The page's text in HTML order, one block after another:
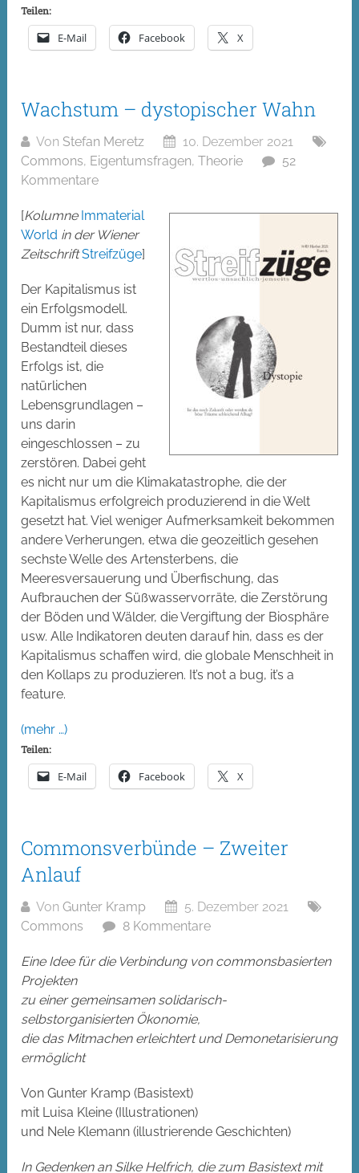
Teilen:
E-Mail Facebook X
Wachstum – dystopischer Wahn
Von Stefan Meretz
10. Dezember 2021
Commons, Eigentumsfragen,Theorie
52
Kommentare
[Kolumne Immaterial
World in der Wiener
Zeitschrift Streifzüge]
Der Kapitalismus ist
ein Erfolgsmodell.
Dumm ist nur, dass
Bestandteil dieses
Erfolgs ist, die
natürlichen
Lebensgrundlagen –
uns darin
eingeschlossen – zu
zerstören. Dabei geht
es nicht nur um die Klimakatastrophe, die der
Kapitalismus erfolgreich produzierend in die Welt
gesetzt hat. Viel weniger Aufmerksamkeit bekommen
andere Verherungen, etwa die geozeitlich gesehen
sechste Welle des Artensterbens, die
Meeresversauerung und Überfischung, das
Aufbrauchen der Süßwasservorräte, die Zerstörung
der Böden und Wälder, die Vergiftung der Biosphäre
usw. Alle Indikatoren deuten darauf hin, dass es der
Kapitalismus schaffen wird, die globale Menschheit in
den Kollaps zu produzieren. It’s not a bug, it’s a
feature.
(mehr …)
Teilen:
E-Mail Facebook X
Commonsverbünde – Zweiter
Anlauf
VonGunter Kramp
5. Dezember 2021
Commons
8 Kommentare
Eine Idee für die Verbindung von commonsbasierten
Projekten
zu einer gemeinsamen solidarisch-
selbstorganisierten Ökonomie,
die das Mitmachen erleichtert und Demonetarisierung
ermöglicht
Von Gunter Kramp (Basistext)
mit Luisa Kleine (Illustrationen)
und Nele Klemann (illustrierende Geschichten)
In Gedenken an Silke Helfrich, die zum Basistext mit